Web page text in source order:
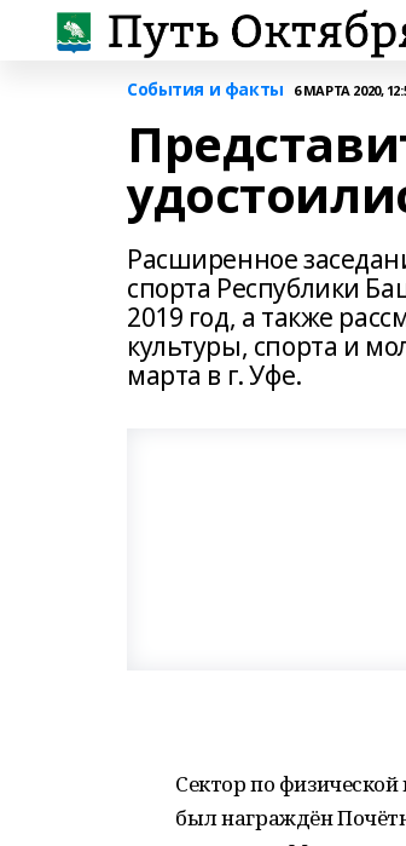
События и факты 6 МАРТА 2020,
Расширенное
спорта Республики
2019 год, а также
культуры, спорта и
марта в г. Уфе.
Сектор по
был награждён